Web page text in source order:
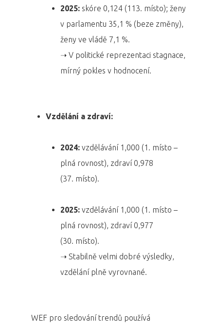
2025: skóre 0,124 (113. místo); ženy
v parlamentu 35,1 % (beze změny),
ženy ve vládě 7,1 %.
➝ V politické reprezentaci stagnace,
mírný pokles v hodnocení.
Vzdělání a zdraví:
2024: vzdělávání 1,000 (1. místo –
plná rovnost), zdraví 0,978
(37. místo).
2025: vzdělávání 1,000 (1. místo –
plná rovnost), zdraví 0,977
(30. místo).
➝ Stabilně velmi dobré výsledky,
vzdělání plně vyrovnané.
WEF pro sledování trendů používá